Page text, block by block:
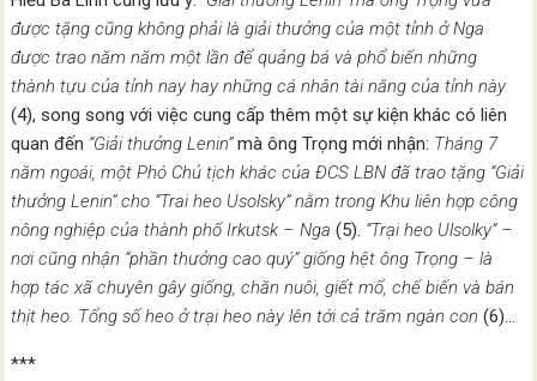
được tặng cũng không phải là giải thưởng của một tỉnh ở Nga
được trao năm năm một lần để quảng bá và phổ biến những
thành tựu của tỉnh nay hay những cá nhân tài năng của tỉnh này
(4), song song với việc cung cấp thêm một sự kiện khác có liên
quan đến “Giải thưởng Lenin”mà ông Trọng mới nhận: Tháng 7
năm ngoái, một Phó Chủ tịch khác của ĐCS LBN đã trao tặng “Giải
thưởng Lenin” cho “Trai heo Usolsky” nằm trong Khu liên hợp công
nông nghiệp của thành phố Irkutsk – Nga (5). “Trại heo Ulsolky” –
nơi cũng nhận “phần thưởng cao quý” giống hệt ông Trọng – là
hợp tác xã chuyên gây giống, chăn nuôi, giết mổ, chế biến và bán
thịt heo. Tổng số heo ở trại heo này lên tới cả trăm ngàn con (6)…
***